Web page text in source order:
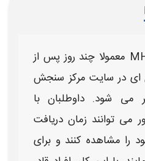
معمولا چند روز پس از
ای در سایت مرکز سنجش
می‌ شود. داوطلبان با
می‌ توانند زمان دریافت
را مشاهده کنند و برای